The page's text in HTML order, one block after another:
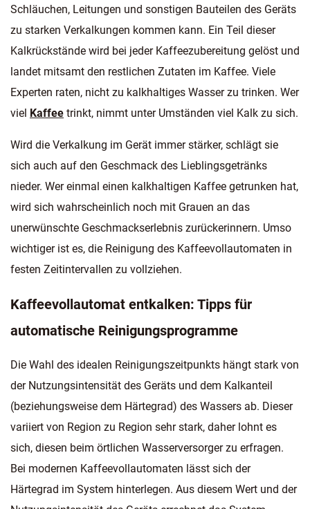
Schläuchen, Leitungen und sonstigen Bauteilen des Geräts
zu starken Verkalkungen kommen kann. Ein Teil dieser
Kalkrückstände wird bei jeder Kaffeezubereitung gelöst und
landet mitsamt den restlichen Zutaten im Kaffee. Viele
Experten raten, nicht zu kalkhaltiges Wasser zu trinken. Wer
viel Kaffee trinkt, nimmt unter Umständen viel Kalk zu sich.
Wird die Verkalkung im Gerät immer stärker, schlägt sie
sich auch auf den Geschmack des Lieblingsgetränks
nieder. Wer einmal einen kalkhaltigen Kaffee getrunken hat,
wird sich wahrscheinlich noch mit Grauen an das
unerwünschte Geschmackserlebnis zurückerinnern. Umso
wichtiger ist es, die Reinigung des Kaffeevollautomaten in
festen Zeitintervallen zu vollziehen.
Kaffeevollautomat entkalken: Tipps für
automatische Reinigungsprogramme
Die Wahl des idealen Reinigungszeitpunkts hängt stark von
der Nutzungsintensität des Geräts und dem Kalkanteil
(beziehungsweise dem Härtegrad) des Wassers ab. Dieser
variiert von Region zu Region sehr stark, daher lohnt es
sich, diesen beim örtlichen Wasserversorger zu erfragen.
Bei modernen Kaffeevollautomaten lässt sich der
Härtegrad im System hinterlegen. Aus diesem Wert und der